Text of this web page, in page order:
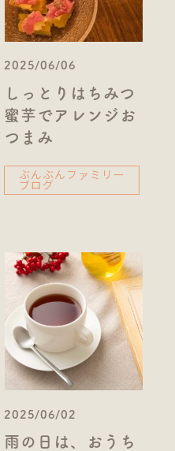
2025/06/06
しっとりはちみつ
蜜芋でアレンジお
つまみ
ぶんぶんファミリー
ブログ
2025/06/02
雨の日は、おうち